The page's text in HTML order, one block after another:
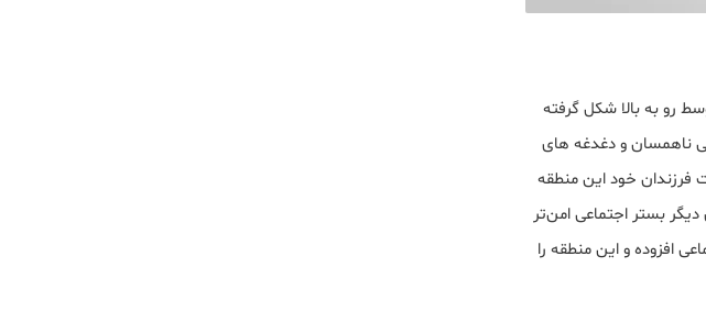
متوسط رو به بالا شکل گرفته
ناهمسان و دغدغه های
فرزندان خود این منطقه
بستر اجتماعی امن‌تر
افزوده و این منطقه را